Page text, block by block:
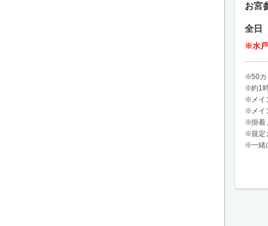
お宮
全日
※水戸
50カ
約1
メ
メ
掛着
規定
一緒